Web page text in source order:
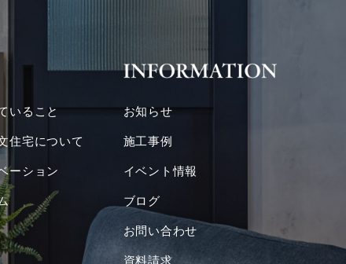
いること
住宅について
ーション
お知らせ
施工事例
イベント情報
ブログ
お問い合わせ
資料請求